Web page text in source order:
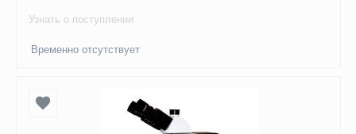
Узнать о поступлении
Временно отсутствует